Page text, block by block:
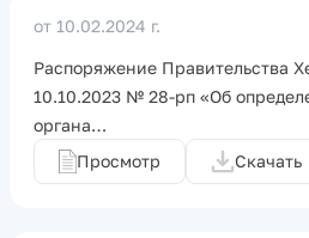
от 10.02.2024 г.
Распоряжение Правительства
10.10.2023 № 28-рп «Об
органа…
Просмотр
Скачать